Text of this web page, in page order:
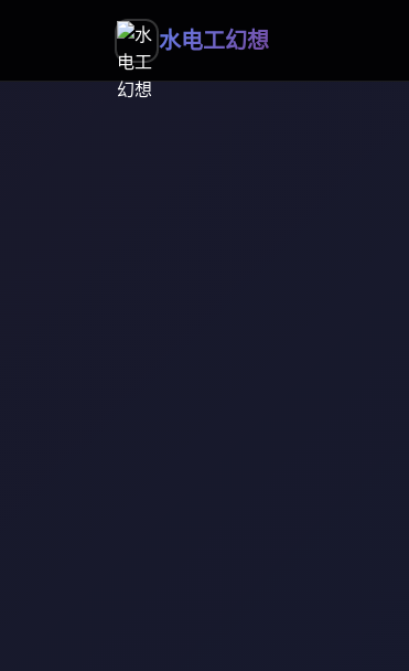
水电工幻想